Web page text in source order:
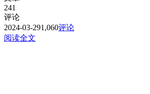
241
评论
2024-03-291,060评论
阅读全文